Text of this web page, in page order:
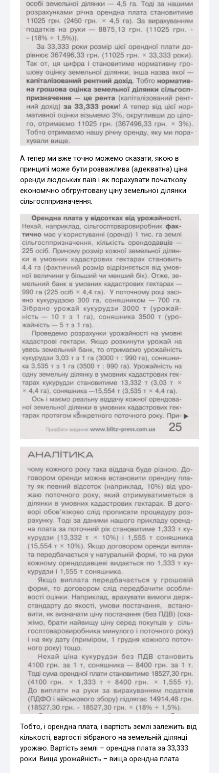
А тепер ми вже точно можемо сказати, якою в
принципі може бути розважлива (адекватна) ціна
оренди людських паїв і як порахувати початкову
економічно обгрунтовану ціну земельної ділянки
сільгосппризначення.
Тобто, і орендна плата, і вартість землі залежить від
кількості, вартості зібраного на земельній ділянці
урожаю. Вартість землі – орендна плата за 33,333
роки. Вища урожайність – вища орендна плата.